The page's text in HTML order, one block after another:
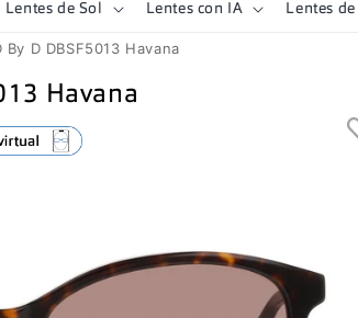
Lentes de Sol Lentes con IA Lentes
D DBSF5013 Havana
Havana